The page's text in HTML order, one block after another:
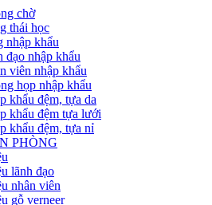
chờ
thái học
nhập khẩu
đạo nhập khẩu
viên nhập khẩu
họp nhập khẩu
khẩu đệm, tựa da
khẩu đệm tựa lưới
khẩu đệm, tựa nỉ
PHÒNG
lãnh đạo
nhân viên
gỗ verneer